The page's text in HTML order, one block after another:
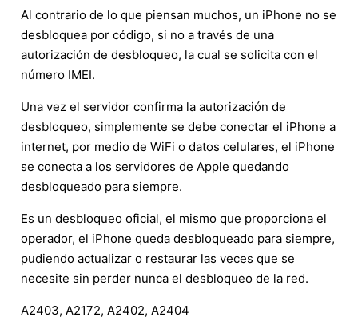
Al contrario de lo que piensan muchos, un iPhone no se
desbloquea por código, si no a través de una
autorización de desbloqueo, la cual se solicita con el
número IMEI.
Una vez el servidor confirma la autorización de
desbloqueo, simplemente se debe conectar el iPhone a
internet, por medio de WiFi o datos celulares, el iPhone
se conecta a los servidores de Apple quedando
desbloqueado para siempre.
Es un desbloqueo oficial, el mismo que proporciona el
operador, el iPhone queda desbloqueado para siempre,
pudiendo actualizar o restaurar las veces que se
necesite sin perder nunca el desbloqueo de la red.
A2403, A2172, A2402, A2404